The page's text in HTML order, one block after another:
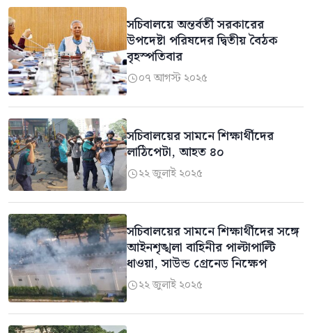
সচিবালয়ে অন্তর্বর্তী সরকারের
উপদেষ্টা পরিষদের দ্বিতীয় বৈঠক
বৃহস্পতিবার
০৭ আগস্ট ২০২৫
সচিবালয়ের সামনে শিক্ষার্থীদের
লাঠিপেটা, আহত ৪০
২২ জুলাই ২০২৫
সচিবালয়ের সামনে শিক্ষার্থীদের সঙ্গে
আইনশৃঙ্খলা বাহিনীর পাল্টাপাল্টি
ধাওয়া, সাউন্ড গ্রেনেড নিক্ষেপ
২২ জুলাই ২০২৫